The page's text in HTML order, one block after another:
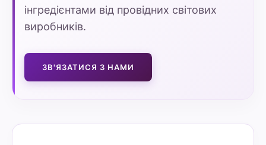
інгредієнтами від провідних світових
виробників.
ЗВ'ЯЗАТИСЯ З НАМИ